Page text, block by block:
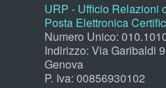
URP - Ufficio Relazioni
Posta Elettronica
Numero Unico:
Indirizzo: Via Garibaldi
Genova
P. Iva: 00856930102